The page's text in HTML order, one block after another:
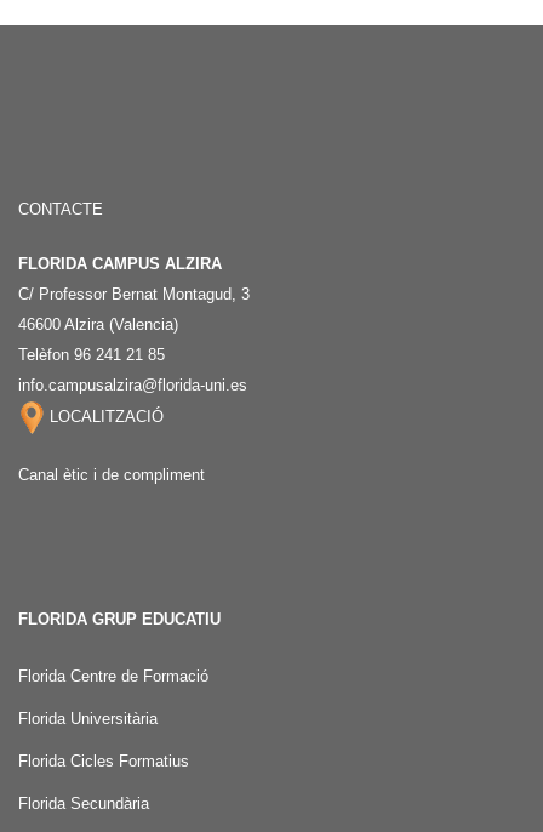
CONTACTE
FLORIDA CAMPUS ALZIRA
C/ Professor Bernat Montagud, 3
46600 Alzira (Valencia)
Telèfon 96 241 21 85
info.campusalzira@florida-uni.es
LOCALITZACIÓ
Canal ètic i de compliment
FLORIDA GRUP EDUCATIU
Florida Centre de Formació
Florida Universitària
Florida Cicles Formatius
Florida Secundària